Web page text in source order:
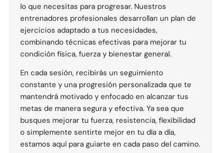
lo que necesitas para progresar. Nuestros
entrenadores profesionales desarrollan un plan de
ejercicios adaptado a tus necesidades,
combinando técnicas efectivas para mejorar tu
condición física, fuerza y bienestar general.
En cada sesión, recibirás un seguimiento
constante y una progresión personalizada que te
mantendrá motivado y enfocado en alcanzar tus
metas de manera segura y efectiva. Ya sea que
busques mejorar tu fuerza, resistencia, flexibilidad
o simplemente sentirte mejor en tu día a día,
estamos aquí para guiarte en cada paso del camino.